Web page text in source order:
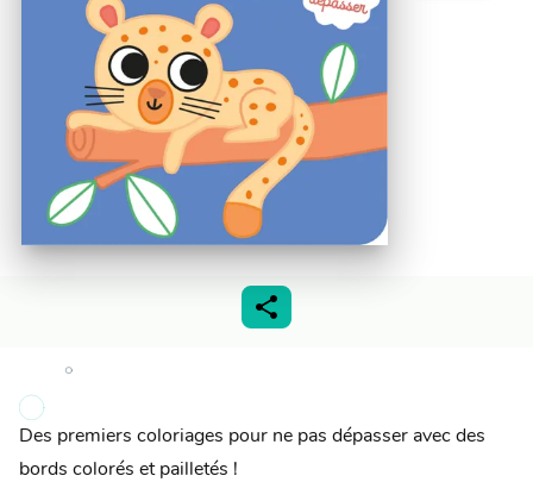
Des premiers coloriages pour ne pas dépasser avec des
bords colorés et pailletés !